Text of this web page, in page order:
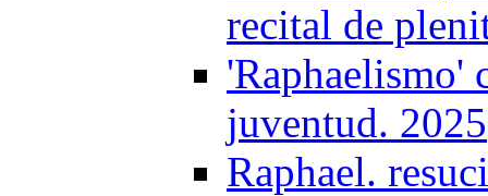
recital de
'Raphaelismo'
juventud. 2025
Raphael.